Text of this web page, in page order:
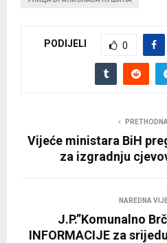
PODIJELI 0
Vijeće ministara BiH
za izgradnju
NAREDNA
J.P.”Komunalno
INFORMACIJE za